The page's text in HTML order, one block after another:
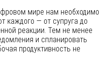
мире нам необходимо
каждого — от супруга до
реакции. Тем не менее
и спланировать
продуктивность не